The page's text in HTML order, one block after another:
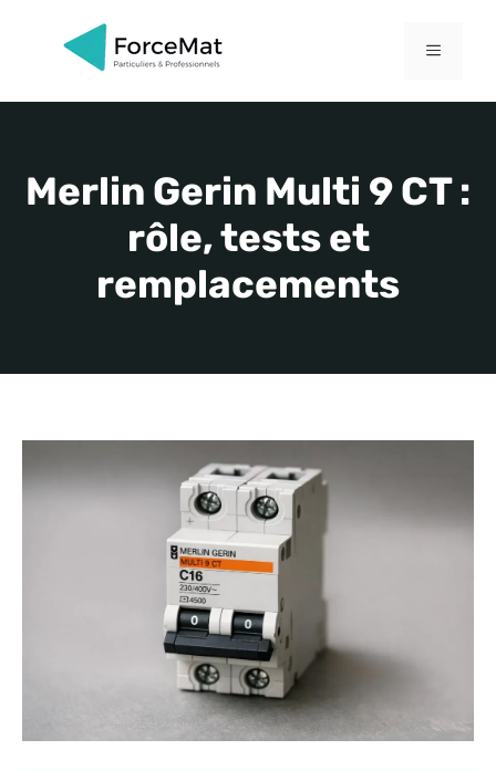
MENU
Merlin Gerin Multi 9 CT :
rôle, tests et
remplacements